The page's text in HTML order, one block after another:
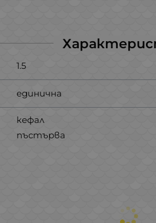
1.5
единична
кефал
пъстърва